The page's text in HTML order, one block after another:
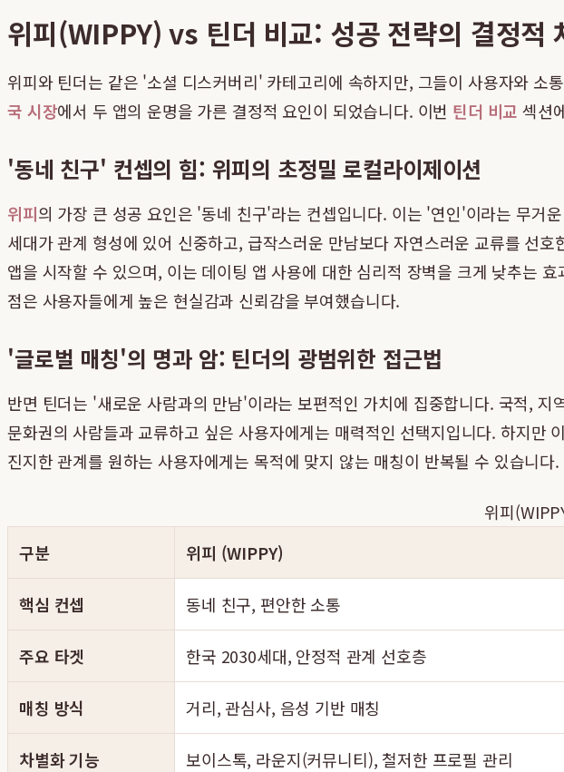
위피(WIPPY) vs 틴더 비교: 성공 전략의 결정적
위피와 틴더는 같은 '소셜 디스커버리' 카테고리에 속하지만, 그들이 사용자와 소
국 시장에서 두 앱의 운명을 가른 결정적 요인이 되었습니다. 이번 틴더 비교 섹션
'동네 친구' 컨셉의 힘: 위피의 초정밀 로컬라이제이션
위피의 가장 큰 성공 요인은 '동네 친구'라는 컨셉입니다. 이는 '연인'이라는 무거
세대가 관계 형성에 있어 신중하고, 급작스러운 만남보다 자연스러운 교류를 선
앱을 시작할 수 있으며, 이는 데이팅 앱 사용에 대한 심리적 장벽을 크게 낮추는
점은 사용자들에게 높은 현실감과 신뢰감을 부여했습니다.
'글로벌 매칭'의 명과 암: 틴더의 광범위한 접근법
반면 틴더는 '새로운 사람과의 만남'이라는 보편적인 가치에 집중합니다. 국적,
문화권의 사람들과 교류하고 싶은 사용자에게는 매력적인 선택지입니다. 하지만
진지한 관계를 원하는 사용자에게는 목적에 맞지 않는 매칭이 반복될 수 있습니
위피
구분
위피 (WIPPY)
핵심 컨셉 동네 친구, 편안한 소통
주요 타겟 한국 2030세대, 안정적 관계 선호층
매칭 방식 거리, 관심사, 음성 기반 매칭
차별화 기능 보이스톡, 라운지(커뮤니티), 철저한 프로필 관리